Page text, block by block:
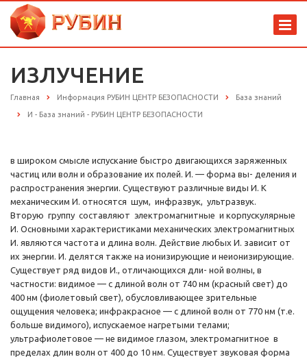
ИЗЛУЧЕНИЕ
Главная Информация РУБИН ЦЕНТР БЕЗОПАСНОСТИ База знаний
И - База знаний - РУБИН ЦЕНТР БЕЗОПАСНОСТИ
в широком смысле испускание быстро двигающихся заряженных
частиц или волн и образование их полей. И. — форма вы- деления и
распространения энергии. Существуют различные виды И. К
механическим И. относятся шум, инфразвук, ультразвук.
Вторую группу составляют электромагнитные и корпускулярные
И. Основными характеристиками механических электромагнитных
И. являются частота и длина волн. Действие любых И. зависит от
их энергии. И. делятся также на ионизирующие и неионизирующие.
Существует ряд видов И., отличающихся дли- ной волны, в
частности: видимое — с длиной волн от 740 нм (красный свет) до
400 нм (фиолетовый свет), обусловливающее зрительные
ощущения человека; инфракрасное — с длиной волн от 770 нм (т.е.
больше видимого), испускаемое нагретыми телами;
ультрафиолетовое — не видимое глазом, электромагнитное в
пределах длин волн от 400 до 10 нм. Существует звуковая форма